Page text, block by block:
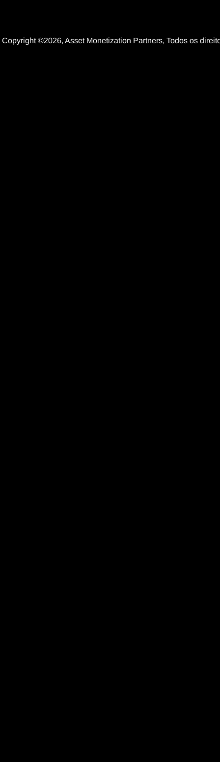
Copyright ©2026, Asset Monetization Partners, Todos os